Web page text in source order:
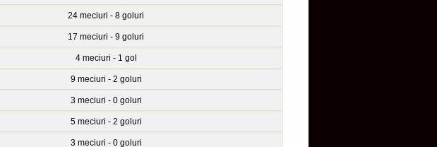
24 meciuri - 8 goluri
17 meciuri - 9 goluri
4 meciuri - 1 gol
9 meciuri - 2 goluri
3 meciuri - 0 goluri
5 meciuri - 2 goluri
3 meciuri - 0 goluri